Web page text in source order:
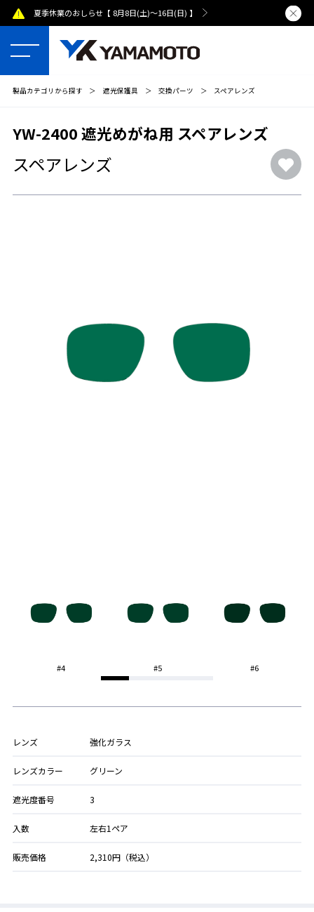
夏季休業のおしらせ【 8月8日(土)～16日(日) 】 熊本県で
製品カテゴリから探す ＞ 遮光保護具 ＞ 交換パーツ ＞ スペアレンズ
YW-2400 遮光めがね用 スペアレンズ
スペアレンズ
#4 #5 #6
レンズ 強化ガラス
レンズカラー グリーン
遮光度番号 3
入数 左右1ペア
販売価格 2,310円（税込）